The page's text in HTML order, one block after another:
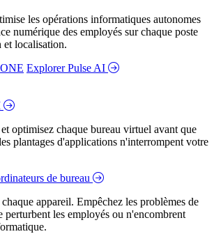
les opérations informatiques autonomes
numérique des employés sur chaque poste
et localisation.
Explorer Pulse AI
optimisez chaque bureau virtuel avant que
plantages d'applications n'interrompent votre
de bureau
appareil. Empêchez les problèmes de
perturbent les employés ou n'encombrent